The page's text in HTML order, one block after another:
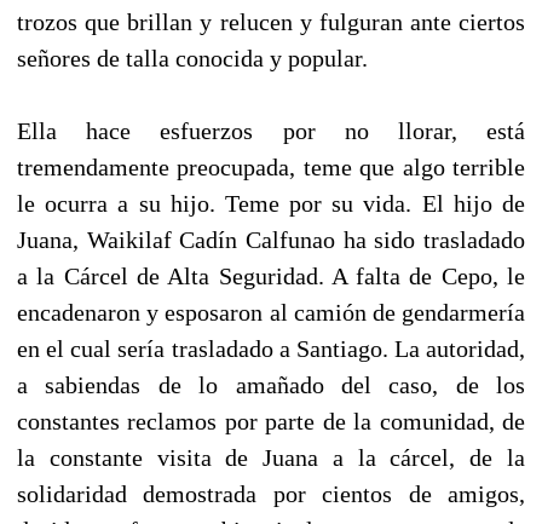
trozos que brillan y relucen y fulguran ante ciertos
señores de talla conocida y popular.
Ella hace esfuerzos por no llorar, está
tremendamente preocupada, teme que algo terrible
le ocurra a su hijo. Teme por su vida. El hijo de
Juana, Waikilaf Cadín Calfunao ha sido trasladado
a la Cárcel de Alta Seguridad. A falta de Cepo, le
encadenaron y esposaron al camión de gendarmería
en el cual sería trasladado a Santiago. La autoridad,
a sabiendas de lo amañado del caso, de los
constantes reclamos por parte de la comunidad, de
la constante visita de Juana a la cárcel, de la
solidaridad demostrada por cientos de amigos,